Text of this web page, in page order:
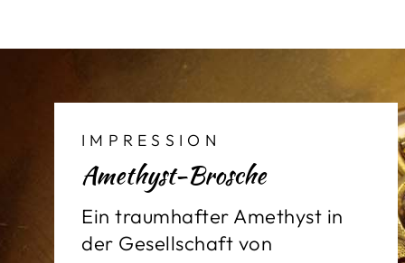
IMPRESSION
Amethyst-Brosche
Ein traumhafter Amethyst in
der Gesellschaft von